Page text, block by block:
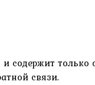
содержит
связи.